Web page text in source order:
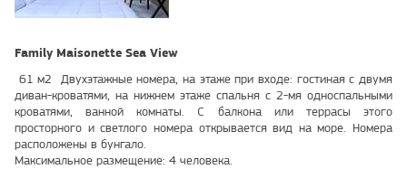
Family Maisonette Sea View
61 м2 Двухэтажные номера, на этаже при входе: гостиная с двумя
диван-кроватями, на нижнем этаже спальня с 2-мя односпальными
кроватями, ванной комнаты. С балкона или террасы этого
просторного и светлого номера открывается вид на море. Номера
расположены в бунгало.
Максимальное размещение: 4 человека.